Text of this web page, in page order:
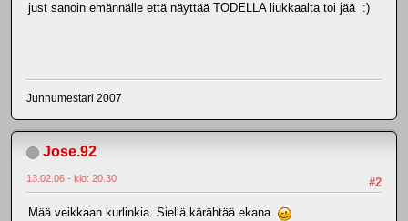
just sanoin emännälle että näyttää TODELLA liukkaalta toi jää :)
Junnumestari 2007
Jose.92
#2
13.02.06 - klo: 20.30
Mää veikkaan kurlinkia. Siellä kärähtää ekana